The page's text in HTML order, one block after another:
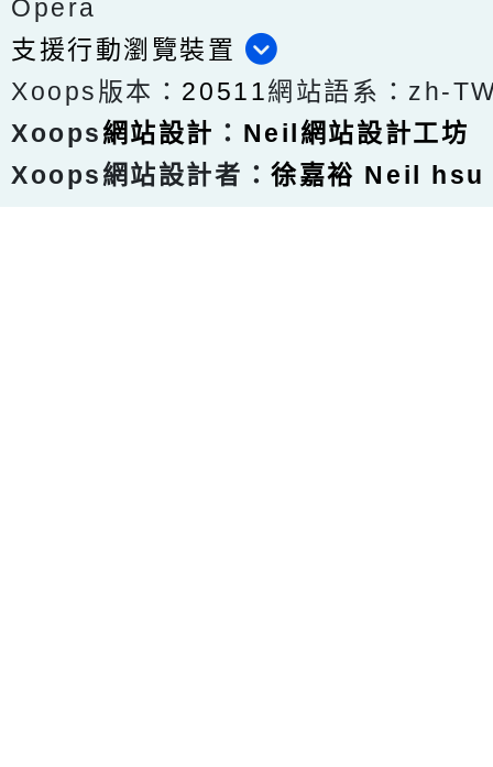
Opera
支援行動瀏覽裝置
Xoops版本： 20511網站語系：zh-
Xoops網站設計 ： Neil網站設計工坊
Xoops網站設計者：徐嘉裕 Neil hsu